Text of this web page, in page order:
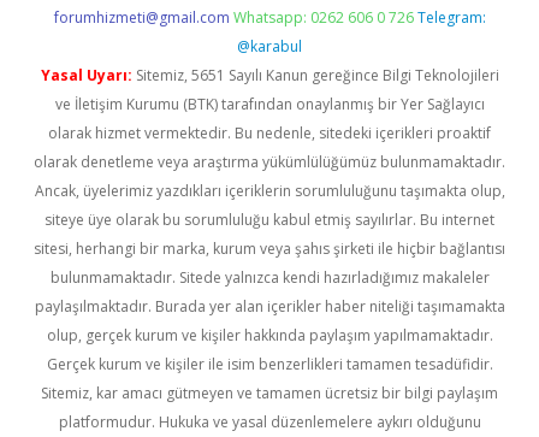
forumhizmeti@gmail.com Whatsapp: 0262 606 0 726 Telegram:
@karabul
Yasal Uyarı: Sitemiz, 5651 Sayılı Kanun gereğince Bilgi Teknolojileri
ve İletişim Kurumu (BTK) tarafından onaylanmış bir Yer Sağlayıcı
olarak hizmet vermektedir. Bu nedenle, sitedeki içerikleri proaktif
olarak denetleme veya araştırma yükümlülüğümüz bulunmamaktadır.
Ancak, üyelerimiz yazdıkları içeriklerin sorumluluğunu taşımakta olup,
siteye üye olarak bu sorumluluğu kabul etmiş sayılırlar. Bu internet
sitesi, herhangi bir marka, kurum veya şahıs şirketi ile hiçbir bağlantısı
bulunmamaktadır. Sitede yalnızca kendi hazırladığımız makaleler
paylaşılmaktadır. Burada yer alan içerikler haber niteliği taşımamakta
olup, gerçek kurum ve kişiler hakkında paylaşım yapılmamaktadır.
Gerçek kurum ve kişiler ile isim benzerlikleri tamamen tesadüfidir.
Sitemiz, kar amacı gütmeyen ve tamamen ücretsiz bir bilgi paylaşım
platformudur. Hukuka ve yasal düzenlemelere aykırı olduğunu